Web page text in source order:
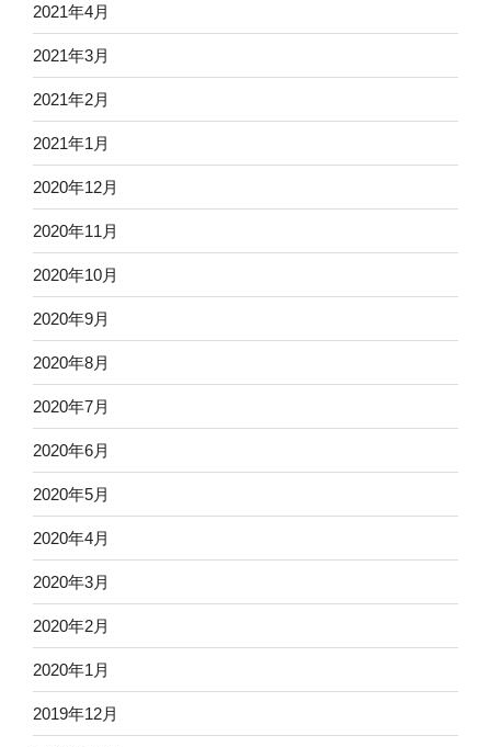
2021年4月
2021年3月
2021年2月
2021年1月
2020年12月
2020年11月
2020年10月
2020年9月
2020年8月
2020年7月
2020年6月
2020年5月
2020年4月
2020年3月
2020年2月
2020年1月
2019年12月